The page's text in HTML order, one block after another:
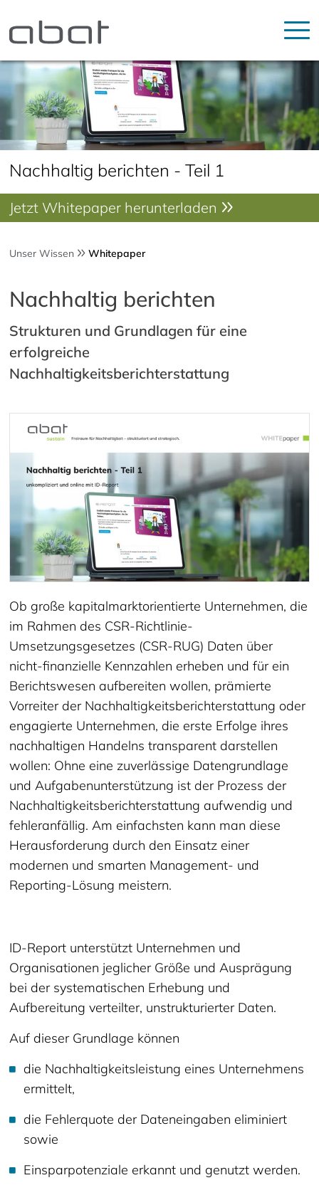
Nachhaltig berichten - Teil 1
Jetzt Whitepaper herunterladen
Unser Wissen Whitepaper
Nachhaltig berichten
Strukturen und Grundlagen für eine
erfolgreiche
Nachhaltigkeitsberichterstattung
Ob große kapitalmarktorientierte Unternehmen, die
im Rahmen des CSR-Richtlinie-
Umsetzungsgesetzes (CSR-RUG) Daten über
nicht-finanzielle Kennzahlen erheben und für ein
Berichtswesen aufbereiten wollen, prämierte
Vorreiter der Nachhaltigkeitsberichterstattung oder
engagierte Unternehmen, die erste Erfolge ihres
nachhaltigen Handelns transparent darstellen
wollen: Ohne eine zuverlässige Datengrundlage
und Aufgabenunterstützung ist der Prozess der
Nachhaltigkeitsberichterstattung aufwendig und
fehleranfällig. Am einfachsten kann man diese
Herausforderung durch den Einsatz einer
modernen und smarten Management- und
Reporting-Lösung meistern.
ID-Report unterstützt Unternehmen und
Organisationen jeglicher Größe und Ausprägung
bei der systematischen Erhebung und
Aufbereitung verteilter, unstrukturierter Daten.
Auf dieser Grundlage können
die Nachhaltigkeitsleistung eines Unternehmens
ermittelt,
die Fehlerquote der Dateneingaben eliminiert
sowie
Einsparpotenziale erkannt und genutzt werden.